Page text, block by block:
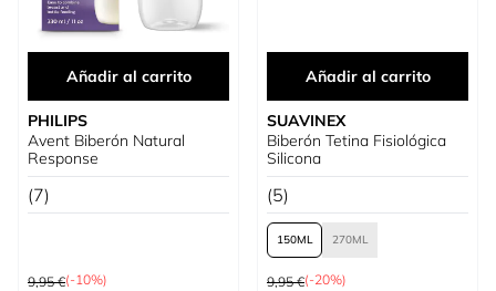
Añadir al carrito
PHILIPS
Avent Biberón Natural
Response
(7)
Precio habitual
9,95 €(-10%)
Añadir al carrito
SUAVINEX
Biberón Tetina Fisiológica
Silicona
(5)
150 270
Precio habitual
9,95 €(-20%)